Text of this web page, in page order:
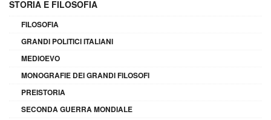
STORIA E FILOSOFIA
FILOSOFIA
GRANDI POLITICI ITALIANI
MEDIOEVO
MONOGRAFIE DEI GRANDI FILOSOFI
PREISTORIA
SECONDA GUERRA MONDIALE